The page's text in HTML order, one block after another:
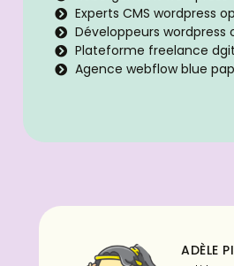
Experts CMS wordpress
Développeurs wordpress
Plateforme freelance
Agence webflow blue
ADÈLE